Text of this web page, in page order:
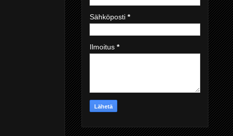
Sähköposti *
Ilmoitus *